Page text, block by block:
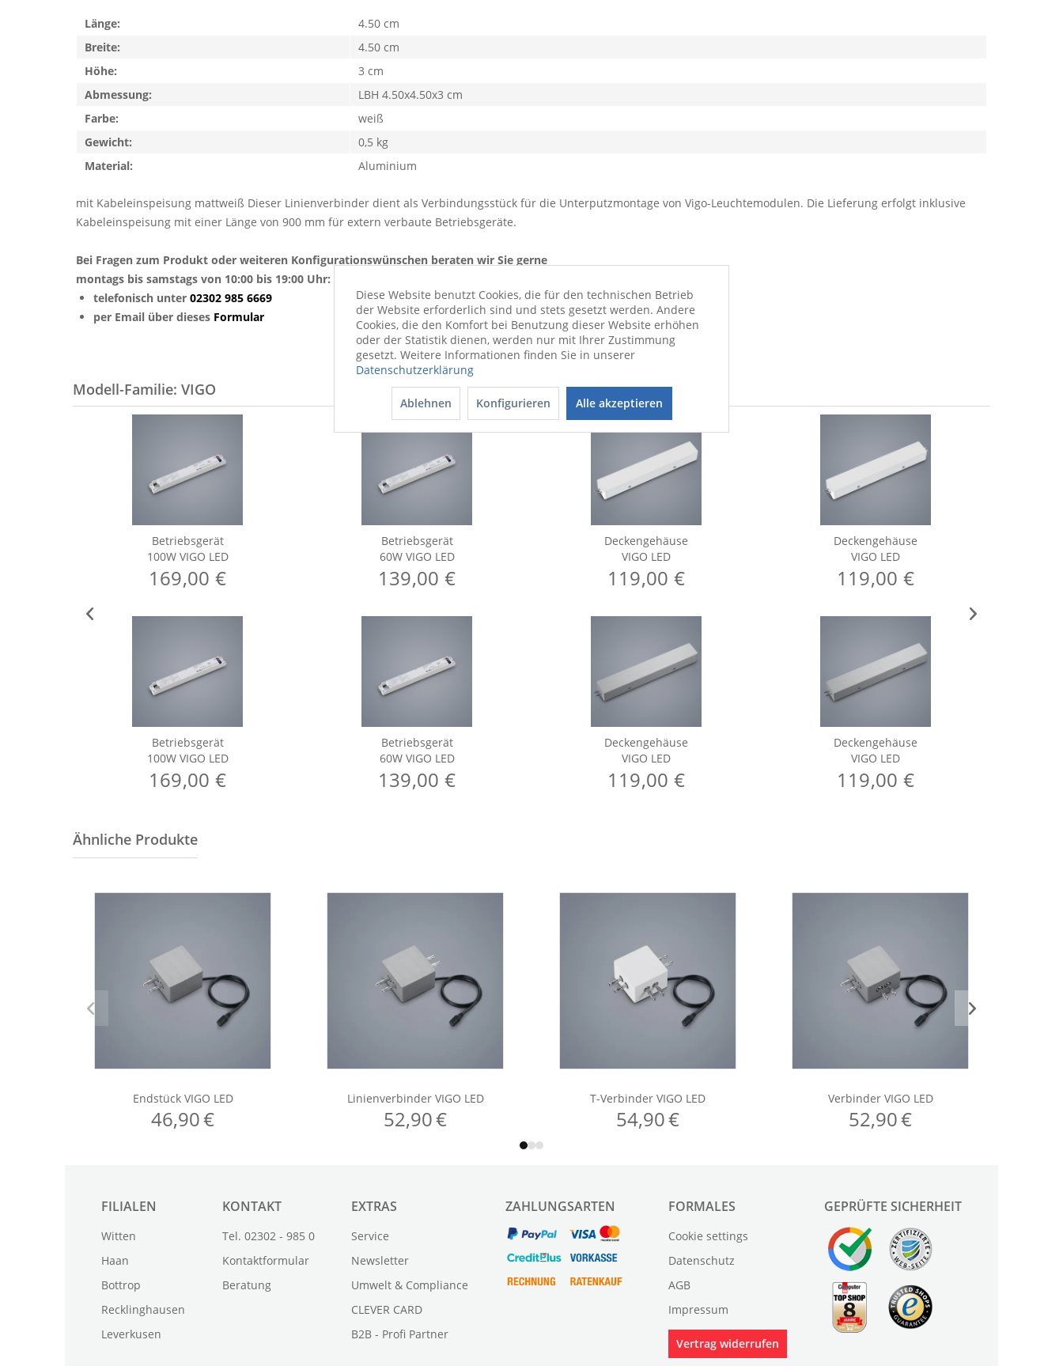
mit Kabeleinspeisung mattweiß Dieser Linienverbinder dient als Verbindungsstück für die Unterputzmontage von Vigo-Leuchtemodulen. Die Lieferung erfolgt inklusive
Kabeleinspeisung mit einer Länge von 900 mm für extern verbaute Betriebsgeräte.
Bei Fragen zum Produkt oder weiteren Konfigurationswünschen beraten wir Sie gerne
montags bis samstags von 10:00 bis 19:00 Uhr:
telefonisch unter 02302 985 6669
per Email über dieses Formular
Länge:
4.50 cm
Breite:
4.50 cm
Höhe:
3 cm
Abmessung:
LBH 4.50x4.50x3 cm
Farbe:
weiß
Gewicht:
0,5 kg
Material:
Aluminium
Modell-Familie: VIGO
Betriebsgerät
100W VIGO LED
169,00 €
Betriebsgerät
100W VIGO LED
169,00 €
Betriebsgerät
60W VIGO LED
139,00 €
Betriebsgerät
60W VIGO LED
139,00 €
Deckengehäuse
VIGO LED
119,00 €
Deckengehäuse
VIGO LED
119,00 €
Deckengehäuse
VIGO LED
119,00 €
Deckengehäuse
VIGO LED
119,00 €
FILIALEN
Witten
Haan
Bottrop
Recklinghausen
Leverkusen
KONTAKT
Tel. 02302 - 985 0
Kontaktformular
Beratung
EXTRAS
Service
Newsletter
Umwelt & Compliance
CLEVER CARD
B2B - Profi Partner
ZAHLUNGSARTEN FORMALES
Cookie settings
Datenschutz
AGB
Impressum
Vertrag widerrufen
GEPRÜFTE SICHERHEIT
Diese Website benutzt Cookies, die für den technischen Betrieb
der Website erforderlich sind und stets gesetzt werden. Andere
Cookies, die den Komfort bei Benutzung dieser Website erhöhen
oder der Statistik dienen, werden nur mit Ihrer Zustimmung
gesetzt. Weitere Informationen finden Sie in unserer
Datenschutzerklärung
Ablehnen Konfigurieren Alle akzeptieren